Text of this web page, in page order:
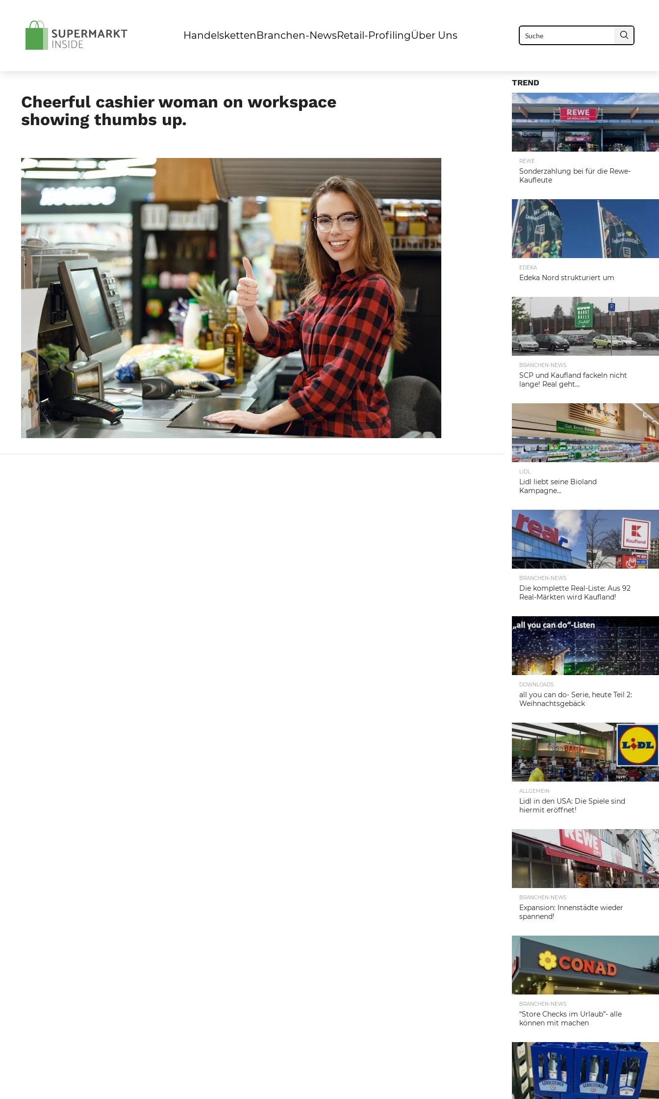
Handelsketten Branchen-NewsRetail-ProfilingÜber Uns
Cheerful cashier woman on workspace
showing thumbs up.
TREND
REWE
Sonderzahlung bei für die Rewe-
Kaufleute
EDEKA
Edeka Nord strukturiert um
BRANCHEN-NEWS
SCP und Kaufland fackeln nicht
lange! Real geht…
LIDL
Lidl liebt seine Bioland
Kampagne…
BRANCHEN-NEWS
Die komplette Real-Liste: Aus 92
Real-Märkten wird Kaufland!
DOWNLOADS
all you can do- Serie, heute Teil 2:
Weihnachtsgebäck
ALLGEMEIN
Lidl in den USA: Die Spiele sind
hiermit eröffnet!
BRANCHEN-NEWS
Expansion: Innenstädte wieder
spannend!
BRANCHEN-NEWS
“Store Checks im Urlaub”- alle
können mit machen